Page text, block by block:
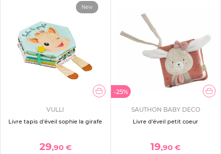
New
VULLI
Livre tapis d'éveil sophie la girafe
29,90 €
-25%
SAUTHON BABY DECO
Livre d'éveil petit coeur
19,90 €